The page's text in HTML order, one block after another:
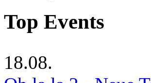
Top Events
18.08.